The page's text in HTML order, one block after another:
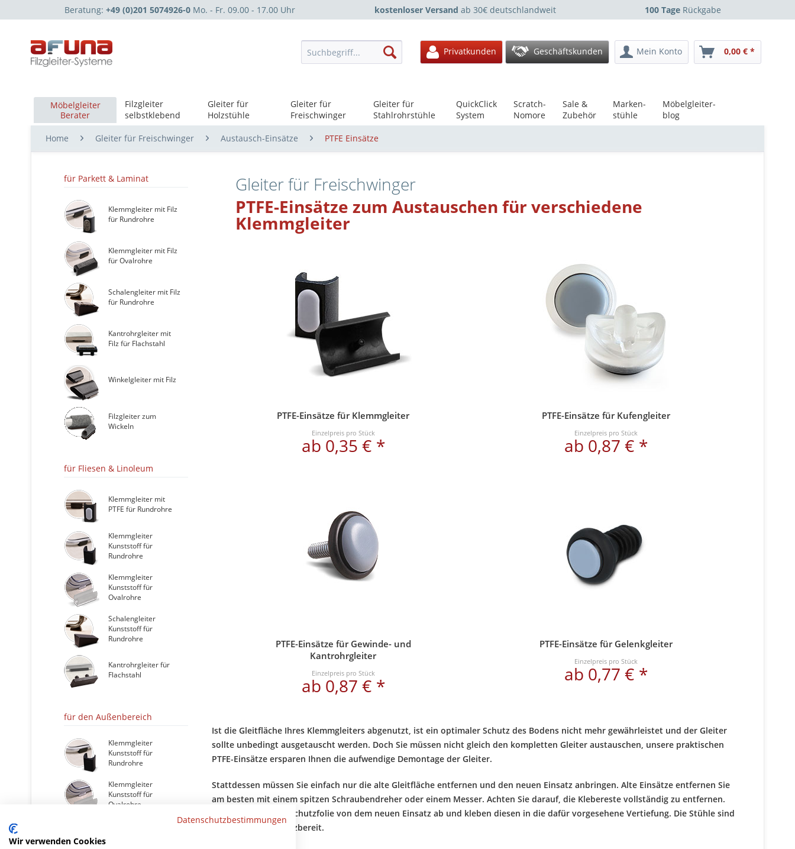
Beratung:+49 (0)201 5074926-0 Mo. - Fr. 09.00 - 17.00 Uhr kostenloser Versand ab 30€ deutschlandweit 100 Tage Rückgabe
Privatkunden Geschäftskunden Mein Konto 0,00 € *
Möbelgleiter
Berater
Filzgleiter
selbstklebend
Gleiter für
Holzstühle
Gleiter für
Freischwinger
Gleiter für
Stahlrohrstühle
QuickClick
System
Scratch-
Nomore
Sale &
Zubehör
Marken-
stühle
Möbelgleiter-
blog
Home Gleiter für Freischwinger Austausch-Einsätze PTFE Einsätze
für Parkett & Laminat
Klemmgleiter mit Filz
für Rundrohre
Klemmgleiter mit Filz
für Ovalrohre
Schalengleiter mit Filz
für Rundrohre
Kantrohrgleiter mit
Filz für Flachstahl
Winkelgleiter mit Filz
Filzgleiter zum
Wickeln
für Fliesen & Linoleum
Klemmgleiter mit
PTFE für Rundrohre
Klemmgleiter
Kunststoff für
Rundrohre
Klemmgleiter
Kunststoff für
Ovalrohre
Schalengleiter
Kunststoff für
Rundrohre
Kantrohrgleiter für
Flachstahl
für den Außenbereich
Klemmgleiter
Kunststoff für
Rundrohre
Klemmgleiter
Kunststoff für
Ovalrohre
Austausch-Einsätze
Gleiter für Freischwinger
PTFE-Einsätze zum Austauschen für verschiedene
Klemmgleiter
PTFE-Einsätze für Klemmgleiter
Einzelpreis pro Stück
ab 0,35 € *
PTFE-Einsätze für Kufengleiter
Einzelpreis pro Stück
ab 0,87 € *
PTFE-Einsätze für Gewinde- und
Kantrohrgleiter
Einzelpreis pro Stück
ab 0,87 € *
PTFE-Einsätze für Gelenkgleiter
Einzelpreis pro Stück
ab 0,77 € *
Ist die Gleitfläche Ihres Klemmgleiters abgenutzt, ist ein optimaler Schutz des Bodens nicht mehr gewährleistet und der Gleiter
sollte unbedingt ausgetauscht werden. Doch Sie müssen nicht gleich den kompletten Gleiter austauschen, unsere praktischen
PTFE-Einsätze ersparen Ihnen die aufwendige Demontage der Gleiter.
Stattdessen müssen Sie einfach nur die alte Gleitfläche entfernen und den neuen Einsatz anbringen. Alte Einsätze entfernen Sie
am besten mit einem spitzen Schraubendreher oder einem Messer. Achten Sie darauf, die Klebereste vollständig zu entfernen.
Nun ziehen Sie die Schutzfolie von dem neuen Einsatz ab und kleben diesen in die dafür vorgesehene Vertiefung. Die Stühle sind
sofort wieder einsatzbereit.
Datenschutzbestimmungen
Wir verwenden Cookies